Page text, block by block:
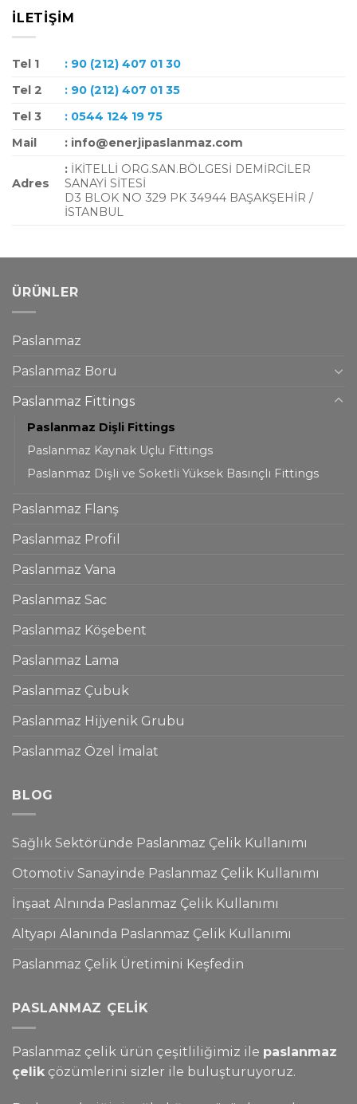
İLETIŞIM
Tel 1
: 90 (212) 407 01 30
Tel 2
: 90 (212) 407 01 35
Tel 3
: 0544 124 19 75
Mail
: info@enerjipaslanmaz.com
Adres
: İKİTELLİ ORG.SAN.BÖLGESİ DEMİRCİLER
SANAYİ SİTESİ
D3 BLOK NO 329 PK 34944 BAŞAKŞEHİR /
İSTANBUL
ÜRÜNLER
Paslanmaz
Paslanmaz Boru
Paslanmaz Fittings
Paslanmaz Dişli Fittings
Paslanmaz Kaynak Uçlu Fittings
Paslanmaz Dişli ve Soketli Yüksek Basınçlı Fittings
Paslanmaz Flanş
Paslanmaz Profil
Paslanmaz Vana
Paslanmaz Sac
Paslanmaz Köşebent
Paslanmaz Lama
Paslanmaz Çubuk
Paslanmaz Hijyenik Grubu
Paslanmaz Özel İmalat
BLOG
Sağlık Sektöründe Paslanmaz Çelik Kullanımı
Otomotiv Sanayinde Paslanmaz Çelik Kullanımı
İnşaat Alnında Paslanmaz Çelik Kullanımı
Altyapı Alanında Paslanmaz Çelik Kullanımı
Paslanmaz Çelik Üretimini Keşfedin
PASLANMAZ ÇELIK
Paslanmaz çelik ürün çeşitliliğimiz ile paslanmaz
çelik çözümlerini sizler ile buluşturuyoruz.